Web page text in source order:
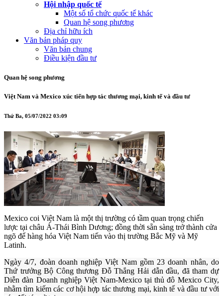
Hội nhập quốc tế
Một số tổ chức quốc tế khác
Quan hệ song phương
Địa chỉ hữu ích
Văn bản pháp quy
Văn bản chung
Điều kiện đầu tư
Quan hệ song phương
Việt Nam và Mexico xúc tiến hợp tác thương mại, kinh tế và đầu tư
Thứ Ba, 05/07/2022 03:09
Mexico coi Việt Nam là một thị trường có tầm quan trọng chiến
lược tại châu Á-Thái Bình Dương; đồng thời sẵn sàng trở thành cửa
ngõ để hàng hóa Việt Nam tiến vào thị trường Bắc Mỹ và Mỹ
Latinh.
Ngày 4/7, đoàn doanh nghiệp Việt Nam gồm 23 doanh nhân, do
Thứ trưởng Bộ Công thương Đỗ Thắng Hải dẫn đầu, đã tham dự
Diễn đàn Doanh nghiệp Việt Nam-Mexico tại thủ đô Mexico City,
nhằm tìm kiếm các cơ hội hợp tác thương mại, kinh tế và đầu tư với